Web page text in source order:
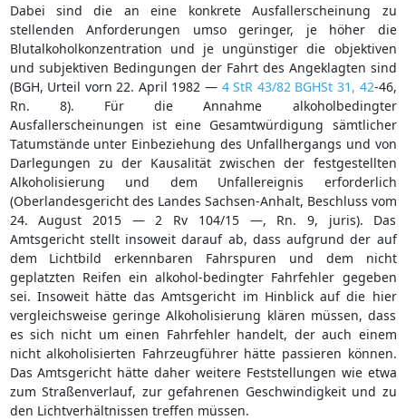
Dabei sind die an eine konkrete Ausfallerscheinung zu
stellenden Anforderungen umso geringer, je höher die
Blutalkoholkonzentration und je ungünstiger die objektiven
und subjektiven Bedingungen der Fahrt des Angeklagten sind
(BGH, Urteil vorn 22. April 1982 — 4 StR 43/82 BGHSt 31, 42-46,
Rn. 8). Für die Annahme alkoholbedingter
Ausfallerscheinungen ist eine Gesamtwürdigung sämtlicher
Tatumstände unter Einbeziehung des Unfallhergangs und von
Darlegungen zu der Kausalität zwischen der festgestellten
Alkoholisierung und dem Unfallereignis erforderlich
(Oberlandesgericht des Landes Sachsen-Anhalt, Beschluss vom
24. August 2015 — 2 Rv 104/15 —, Rn. 9, juris). Das
Amtsgericht stellt insoweit darauf ab, dass aufgrund der auf
dem Lichtbild erkennbaren Fahrspuren und dem nicht
geplatzten Reifen ein alkohol-bedingter Fahrfehler gegeben
sei. Insoweit hätte das Amtsgericht im Hinblick auf die hier
vergleichsweise geringe Alkoholisierung klären müssen, dass
es sich nicht um einen Fahrfehler handelt, der auch einem
nicht alkoholisierten Fahrzeugführer hätte passieren können.
Das Amtsgericht hätte daher weitere Feststellungen wie etwa
zum Straßenverlauf, zur gefahrenen Geschwindigkeit und zu
den Lichtverhältnissen treffen müssen.